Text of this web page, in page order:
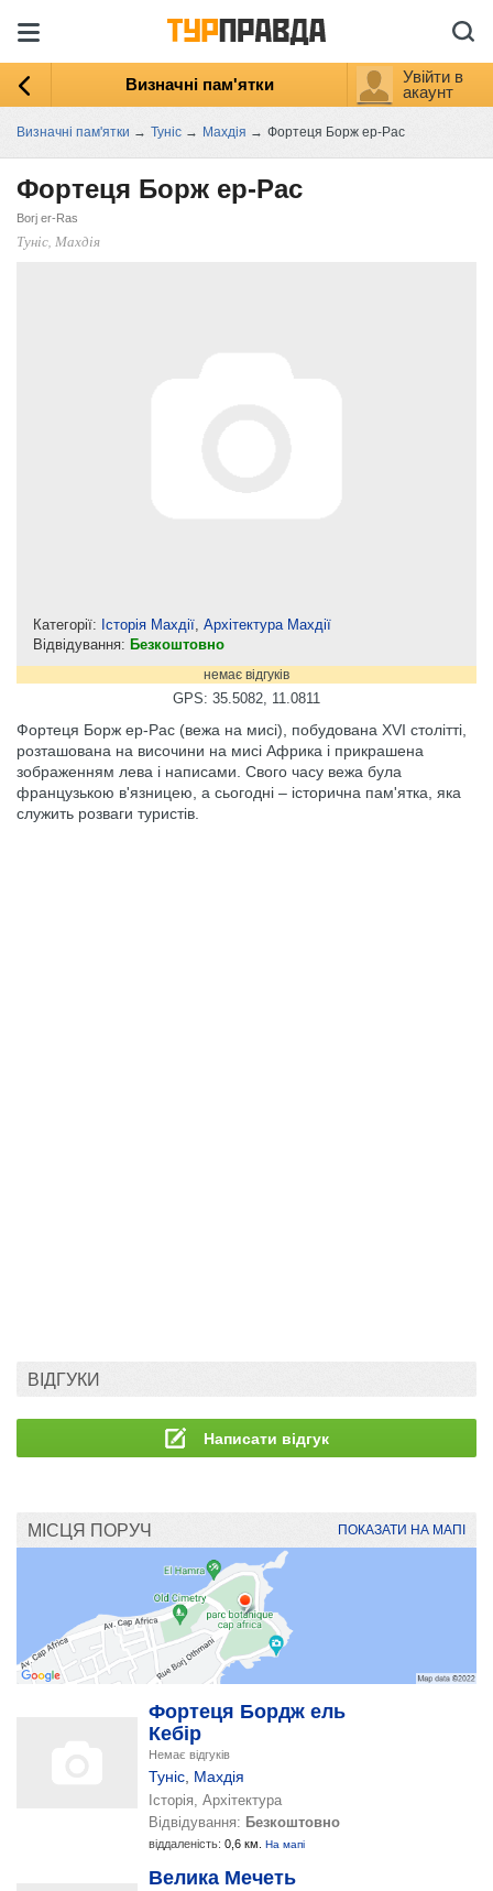
Визначні пам'ятки
Увійти в
акаунт
Визначні пам'ятки → Туніс → Махдія → Фортеця Борж ер-Рас
Фортеця Борж ер-Рас
Borj er-Ras
Туніс, Махдія
Категорії: Історія Махдії, Архітектура Махдії
Відвідування: Безкоштовно
немає відгуків
GPS: 35.5082, 11.0811
Фортеця Борж ер-Рас (вежа на мисі), побудована XVI столітті,
розташована на височини на мисі Африка і прикрашена
зображенням лева і написами. Свого часу вежа була
французькою в'язницею, а сьогодні – історична пам'ятка, яка
служить розваги туристів.
ВІДГУКИ
Написати відгук
МІСЦЯ ПОРУЧ ПОКАЗАТИ НА МАПІ
Фортеця Бордж ель
Кебір
Немає відгуків
Туніс Махдія
Історія, Архітектура
Відвідування: Безкоштовно
віддаленість: 0,6 км. На мапі
Велика Мечеть